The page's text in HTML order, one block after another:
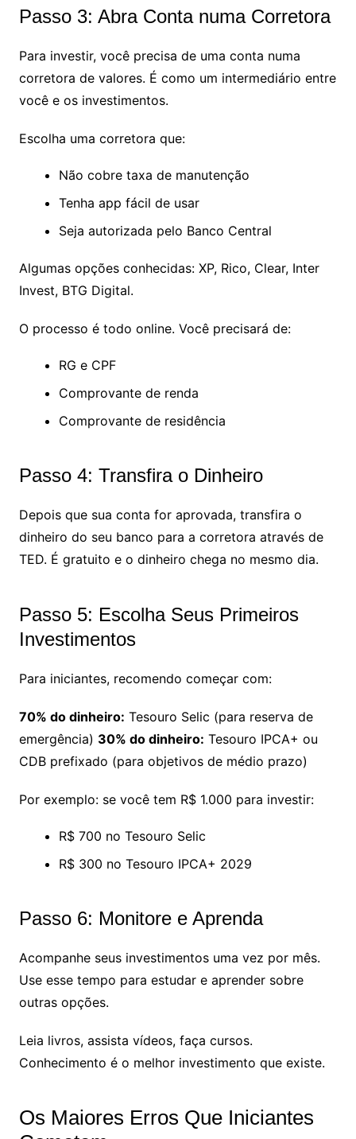
Passo 3: Abra Conta numa Corretora
Para investir, você precisa de uma conta numa
corretora de valores. É como um intermediário entre
você e os investimentos.
Escolha uma corretora que:
Não cobre taxa de manutenção
Tenha app fácil de usar
Seja autorizada pelo Banco Central
Algumas opções conhecidas: XP, Rico, Clear, Inter
Invest, BTG Digital.
O processo é todo online. Você precisará de:
RG e CPF
Comprovante de renda
Comprovante de residência
Passo 4: Transfira o Dinheiro
Depois que sua conta for aprovada, transfira o
dinheiro do seu banco para a corretora através de
TED. É gratuito e o dinheiro chega no mesmo dia.
Passo 5: Escolha Seus Primeiros
Investimentos
Para iniciantes, recomendo começar com:
70% do dinheiro: Tesouro Selic (para reserva de
emergência) 30% do dinheiro: Tesouro IPCA+ ou
CDB prefixado (para objetivos de médio prazo)
Por exemplo: se você tem R$ 1.000 para investir:
R$ 700 no Tesouro Selic
R$ 300 no Tesouro IPCA+ 2029
Passo 6: Monitore e Aprenda
Acompanhe seus investimentos uma vez por mês.
Use esse tempo para estudar e aprender sobre
outras opções.
Leia livros, assista vídeos, faça cursos.
Conhecimento é o melhor investimento que existe.
Os Maiores Erros Que Iniciantes